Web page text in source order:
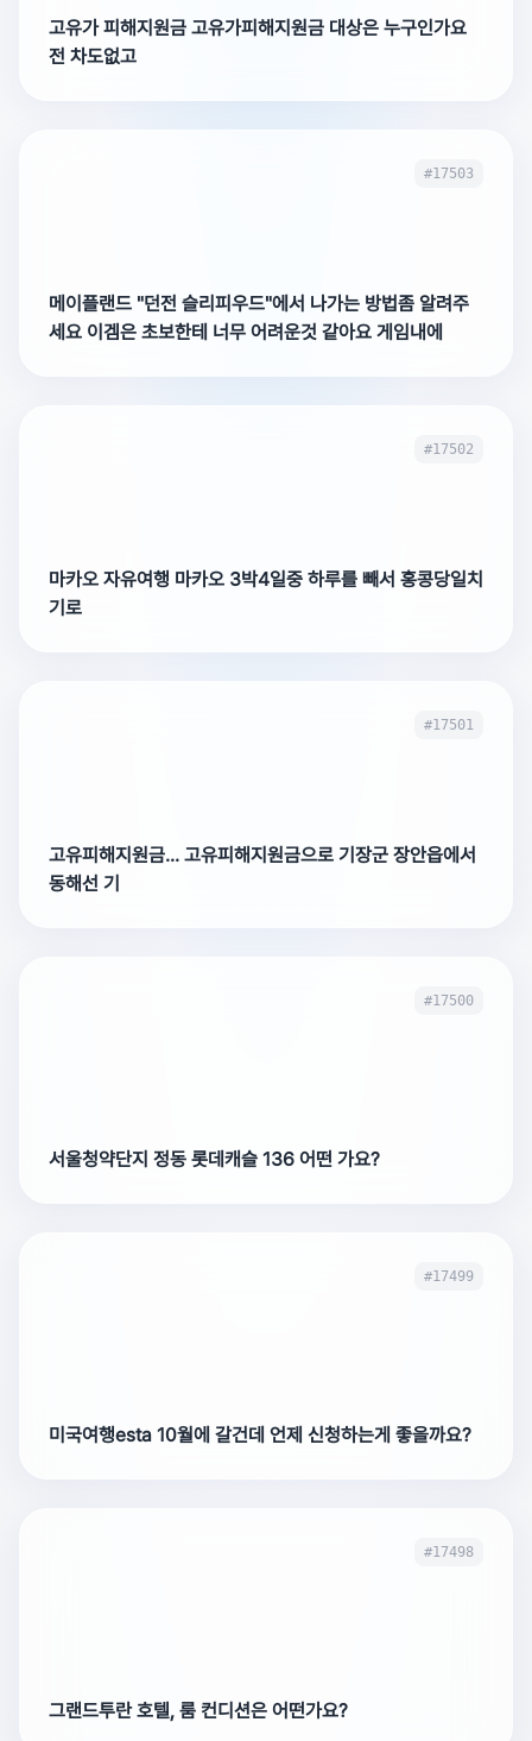
고유가 피해지원금 고유가피해지원금 대상은 누구인가요
전 차도없고
#17503
메이플랜드 "던전 슬리피우드"에서 나가는 방법좀 알려주
세요 이겜은 초보한테 너무 어려운것 같아요 게임내에
#17502
마카오 자유여행 마카오 3박4일중 하루를 빼서 홍콩당일치
기로
#17501
고유피해지원금... 고유피해지원금으로 기장군 장안읍에서
동해선 기
#17500
서울청약단지 정동 롯데캐슬 136 어떤 가요?
#17499
미국여행esta 10월에 갈건데 언제 신청하는게 좋을까요?
#17498
그랜드투란 호텔, 룸 컨디션은 어떤가요?